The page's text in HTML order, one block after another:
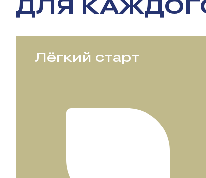
ДЛЯ
Лёгкий старт